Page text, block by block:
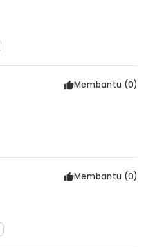
Membantu (0)
Membantu (0)